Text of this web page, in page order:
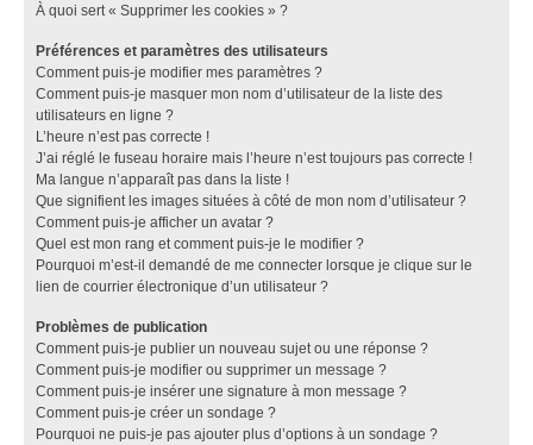
À quoi sert « Supprimer les cookies » ?
Préférences et paramètres des utilisateurs
Comment puis-je modifier mes paramètres ?
Comment puis-je masquer mon nom d’utilisateur de la liste des
utilisateurs en ligne ?
L’heure n’est pas correcte !
J’ai réglé le fuseau horaire mais l’heure n’est toujours pas correcte !
Ma langue n’apparaît pas dans la liste !
Que signifient les images situées à côté de mon nom d’utilisateur ?
Comment puis-je afficher un avatar ?
Quel est mon rang et comment puis-je le modifier ?
Pourquoi m’est-il demandé de me connecter lorsque je clique sur le
lien de courrier électronique d’un utilisateur ?
Problèmes de publication
Comment puis-je publier un nouveau sujet ou une réponse ?
Comment puis-je modifier ou supprimer un message ?
Comment puis-je insérer une signature à mon message ?
Comment puis-je créer un sondage ?
Pourquoi ne puis-je pas ajouter plus d’options à un sondage ?